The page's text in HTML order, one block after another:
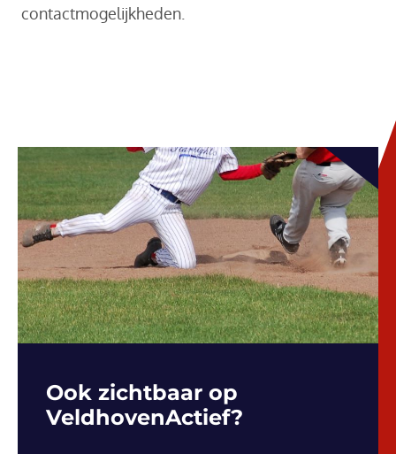
contactmogelijkheden.
Ook zichtbaar op
VeldhovenActief?